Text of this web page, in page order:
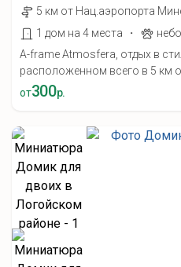
5 км от Нац.аэропорта
1 дом на 4 места
·
A-frame Atmosfera, отдых в
расположенном всего в 5 км
от300р.